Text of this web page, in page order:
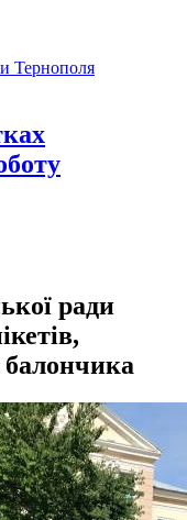
Тернополя
ради
балончика